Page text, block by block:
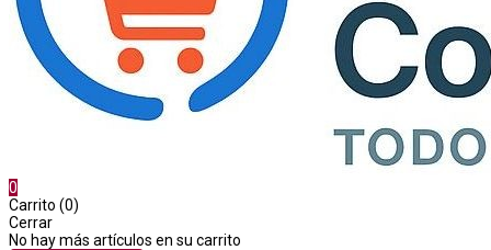
0
Carrito (0)
Cerrar
No hay más artículos en su carrito